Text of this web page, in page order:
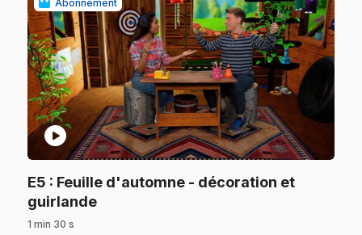
Abonnement
play_circle
E5 : Feuille d'automne - décoration et
guirlande.
1 min 30 s